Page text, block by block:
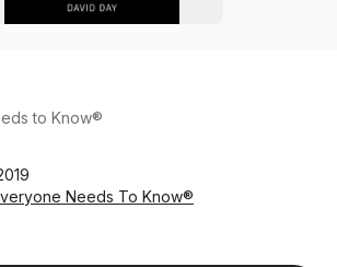
to Know®
Needs To Know®